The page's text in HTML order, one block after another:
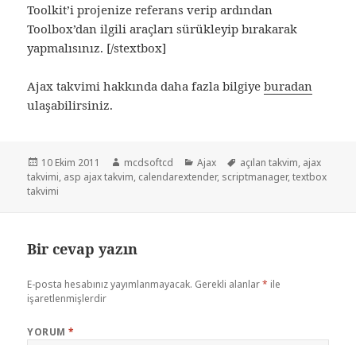
Toolkit’i projenize referans verip ardından
Toolbox’dan ilgili araçları sürükleyip bırakarak
yapmalısınız. [/stextbox]
Ajax takvimi hakkında daha fazla bilgiyeburadan
ulaşabilirsiniz.
Yayın
tarihi
10 Ekim 2011 Yazar
mcdsoftcd Kategoriler
Ajax Etiketler
açılan takvim, ajax
takvimi, asp ajax takvim, calendarextender, scriptmanager,textbox
takvimi
Bir cevap yazın
E-posta hesabınız yayımlanmayacak. Gerekli alanlar* ile
işaretlenmişlerdir
YORUM*